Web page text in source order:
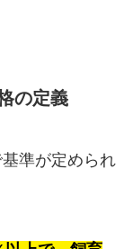
の定義
準が定められ